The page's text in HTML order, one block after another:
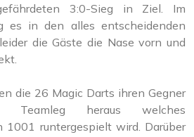
3:0-Sieg in Ziel. Im
es in den alles entscheidenden
die Gäste die Nase vorn und
die 26 Magic Darts ihren Gegner
heraus welches
1001 runtergespielt wird. Darüber